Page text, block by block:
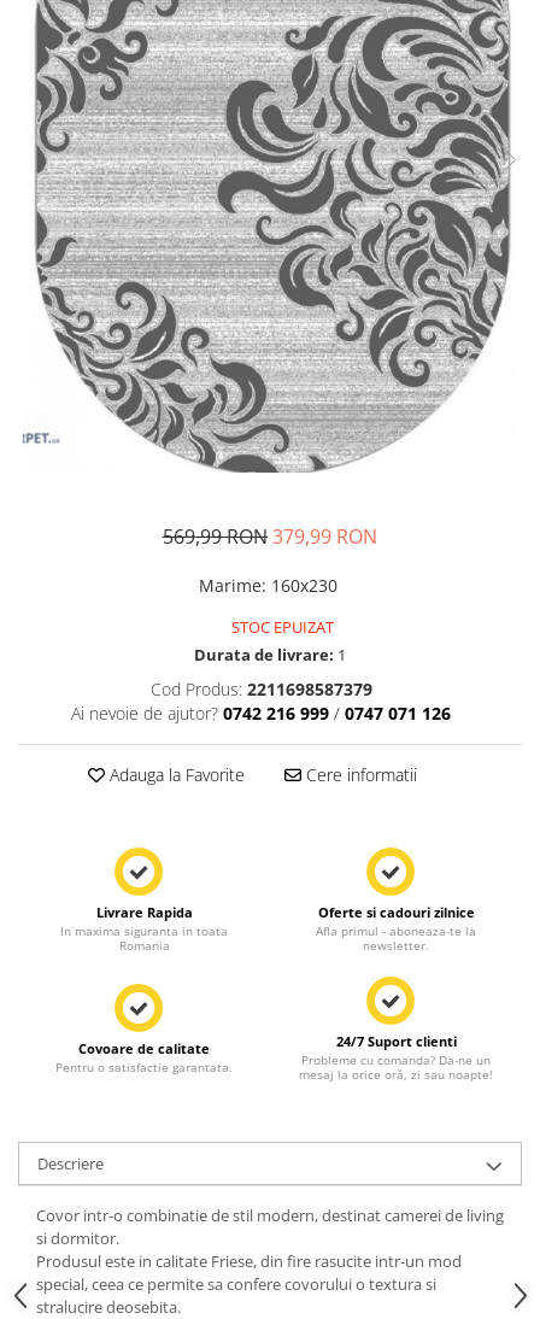
569,99 RON379,99 RON
Marime: 160x230
STOC EPUIZAT
Durata de livrare: 1
Cod Produs: 2211698587379
Ai nevoie de ajutor? 0742 216 999 / 0747 071 126
Adauga la Favorite Cere informatii
Livrare Rapida
In maxima siguranta in toata
Romania
Oferte si cadouri zilnice
Afla primul - aboneaza-te la
newsletter.
Covoare de calitate
Pentru o satisfactie garantata.
24/7 Suport clienti
Probleme cu comanda? Da-ne un
mesaj la orice oră, zi sau noapte!
Descriere
Covor intr-o combinatie de stil modern, destinat camerei de living
si dormitor.
Produsul este in calitate Friese, din fire rasucite intr-un mod
special, ceea ce permite sa confere covorului o textura si
stralucire deosebita.